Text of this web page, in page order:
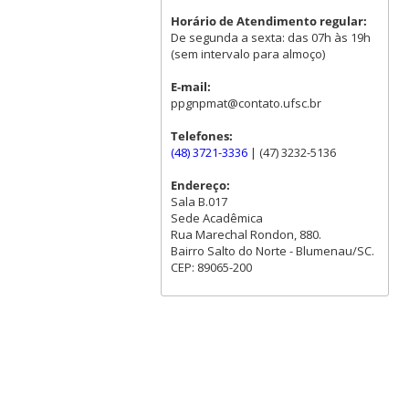
Horário de Atendimento regular:
De segunda a sexta: das 07h às 19h
(sem intervalo para almoço)
E-mail:
ppgnpmat@contato.ufsc.br
Telefones:
(48) 3721-3336| (47) 3232-5136
Endereço:
Sala B.017
Sede Acadêmica
Rua Marechal Rondon, 880.
Bairro Salto do Norte - Blumenau/SC.
CEP: 89065-200